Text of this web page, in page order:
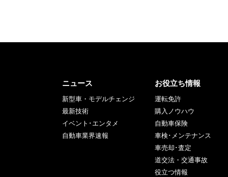
ニュース
新型車・モデルチェンジ
最新技術
イベント･エンタメ
自動車業界速報
お役立ち情報
運転免許
購入ノウハウ
自動車保険
車検･メンテナンス
車売却･査定
道交法・交通事故
役立つ情報